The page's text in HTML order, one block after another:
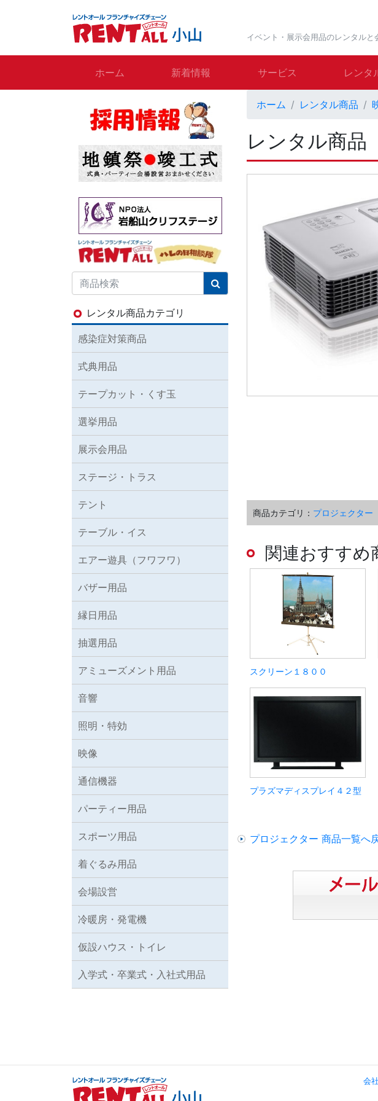
イベント・展示会用品のレンタルと
ホーム 新着情報 サービス レンタ
ホーム レンタル商品
レンタル商品
商品カテゴリ： プロジェクター
関連おすすめ
スクリーン１８００
プラズマディスプレイ４２型
プロジェクター 商品一覧へ
レンタル商品カテゴリ
感染症対策商品
式典用品
テープカット・くす玉
選挙用品
展示会用品
ステージ・トラス
テント
テーブル・イス
エアー遊具（フワフワ）
バザー用品
縁日用品
抽選用品
アミューズメント用品
音響
照明・特効
映像
通信機器
パーティー用品
スポーツ用品
着ぐるみ用品
会場設営
冷暖房・発電機
仮設ハウス・トイレ
入学式・卒業式・入社式用品
会